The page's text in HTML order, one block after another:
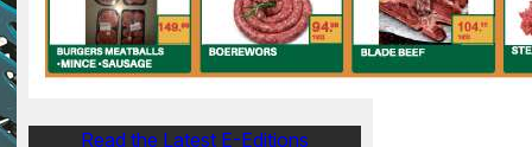
Read the Latest E-Editions